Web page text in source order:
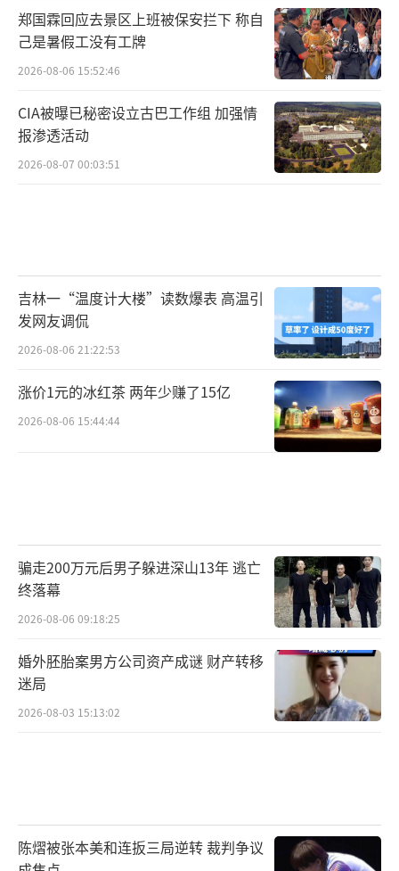
郑国霖回应去景区上班被保安拦下 称自
己是暑假工没有工牌
2026-08-06 15:52:46
CIA被曝已秘密设立古巴工作组 加强情
报渗透活动
2026-08-07 00:03:51
吉林一“温度计大楼”读数爆表 高温引
发网友调侃
2026-08-06 21:22:53
涨价1元的冰红茶 两年少赚了15亿
2026-08-06 15:44:44
骗走200万元后男子躲进深山13年 逃亡
终落幕
2026-08-06 09:18:25
婚外胚胎案男方公司资产成谜 财产转移
迷局
2026-08-03 15:13:02
陈熠被张本美和连扳三局逆转 裁判争议